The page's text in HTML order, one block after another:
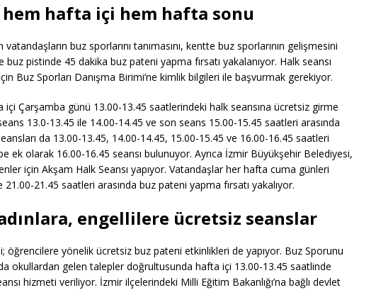
hem hafta içi hem hafta sonu
buz sporlarını tanımasını, kentte buz sporlarının gelişmesini
buz pistinde 45 dakika buz pateni yapma fırsatı yakalanıyor. Halk seansı
Buz Sporları Danışma Birimi’ne kimlik bilgileri ile başvurmak gerekiyor.
Çarşamba günü 13.00-13.45 saatlerindeki halk seansına ücretsiz girme
13.0-13.45 ile 14.00-14.45 ve son seans 15.00-15.45 saatleri arasında
da 13.00-13.45, 14.00-14.45, 15.00-15.45 ve 16.00-16.45 saatleri
ek olarak 16.00-16.45 seansı bulunuyor. Ayrıca İzmir Büyükşehir Belediyesi,
için Akşam Halk Seansı yapıyor. Vatandaşlar her hafta cuma günleri
21.45 saatleri arasında buz pateni yapma fırsatı yakalıyor.
engellilere ücretsiz seanslar
öğrencilere yönelik ücretsiz buz pateni etkinlikleri de yapıyor. Buz Sporunu
okullardan gelen talepler doğrultusunda hafta içi 13.00-13.45 saatlinde
hizmeti veriliyor. İzmir ilçelerindeki Milli Eğitim Bakanlığı’na bağlı devlet